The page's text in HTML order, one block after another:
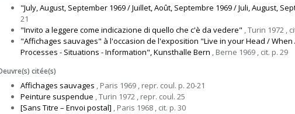
"July, August, September 1969 / Juillet, Août, Septembre 1969 / Juli, August,
21
"Invito a leggere come indicazione di quello che c'è da vedere" , Turin 1972 ,
"Affichages sauvages" à l'occasion de l'exposition "Live in your Head /
Processes - Situations - Information", Kunsthalle Bern , Berne 1969 , cit. p. 29
citée(s)
Affichages sauvages , Paris 1969 , repr. coul. p. 20-21
Peinture suspendue , Turin 1972 , repr. coul. 25
[Sans Titre – Envoi postal] , Paris 1968 , cit. p. 30